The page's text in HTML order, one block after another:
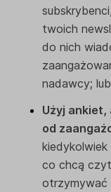
twoich
do nich
nadawcy;
Użyj
od
co chcą
otrzymywać